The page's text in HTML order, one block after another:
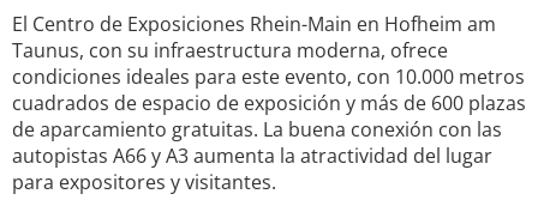
El Centro de Exposiciones Rhein-Main en Hofheim am
Taunus, con su infraestructura moderna, ofrece
condiciones ideales para este evento, con 10.000 metros
cuadrados de espacio de exposición y más de 600 plazas
de aparcamiento gratuitas. La buena conexión con las
autopistas A66 y A3 aumenta la atractividad del lugar
para expositores y visitantes.